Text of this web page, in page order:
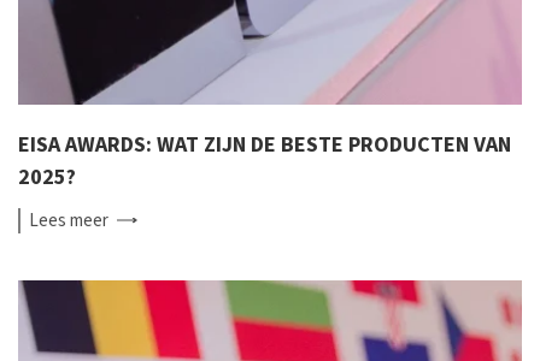
EISA AWARDS: WAT ZIJN DE BESTE PRODUCTEN VAN
2025?
Leesmeer